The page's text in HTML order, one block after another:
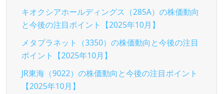
キオクシアホールディングス（285A）の株価動向
と今後の注目ポイント【2025年10月】
メタプラネット（3350）の株価動向と今後の注目
ポイント【2025年10月】
JR東海（9022）の株価動向と今後の注目ポイント
【2025年10月】